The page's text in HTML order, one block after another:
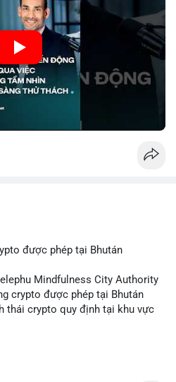
kiên持 theo kế hoạch đã định.
rủi ro mà còn tạo điều kiện để
phục hồi.
được phép tại Bhután
Mindfulness City Authority
crypto được phép tại Bhután
thái crypto quy định tại khu vực